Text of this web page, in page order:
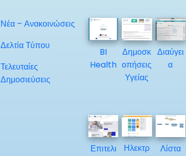
Νέα – Ανακοινώσεις
Δελτία Τύπου
Τελευταίες
Δημοσιεύσεις
BI
Health
Δημοσκ
οπήσεις
Υγείας
Διαύγει
α
Επιτελι
Ηλεκτρ
Λίστα